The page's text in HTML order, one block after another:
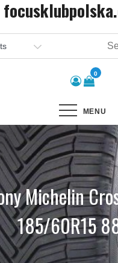
0
MENU
Michelin
185/60R15